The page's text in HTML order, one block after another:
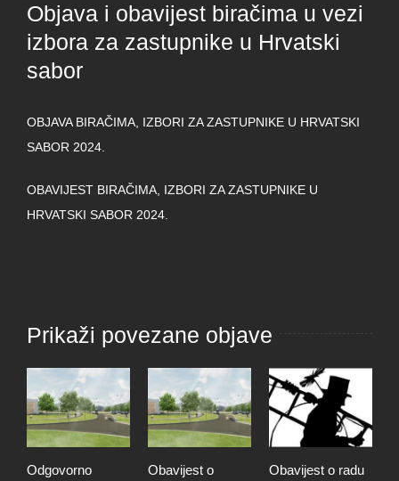
Objava i obavijest biračima u vezi
izbora za zastupnike u Hrvatski
sabor
OBJAVA BIRAČIMA, IZBORI ZA ZASTUPNIKE U HRVATSKI
SABOR 2024.
OBAVIJEST BIRAČIMA, IZBORI ZA ZASTUPNIKE U
HRVATSKI SABOR 2024.
Prikaži povezane objave
Odgovorno
Obavijest o
Obavijest o radu